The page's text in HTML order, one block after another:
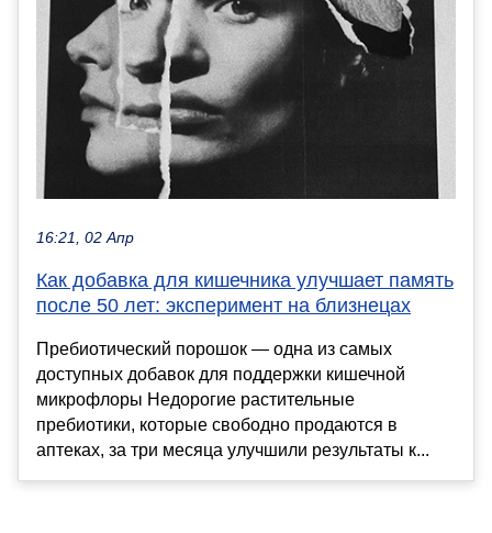
16:21, 02 Апр
Как добавка для кишечника улучшает память
после 50 лет: эксперимент на близнецах
Пребиотический порошок — одна из самых
доступных добавок для поддержки кишечной
микрофлоры Недорогие растительные
пребиотики, которые свободно продаются в
аптеках, за три месяца улучшили результаты к...